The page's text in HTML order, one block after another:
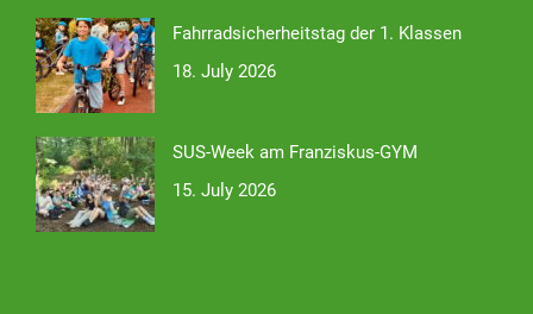
Fahrradsicherheitstag der 1. Klassen
18. July 2026
SUS-Week am Franziskus-GYM
15. July 2026